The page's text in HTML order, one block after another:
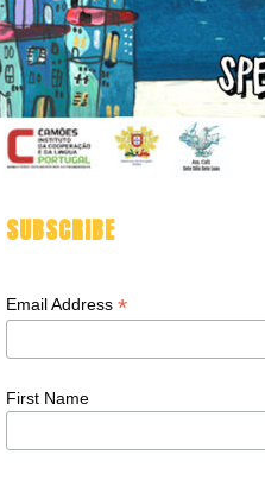
SUBSCRIBE
Email Address*
First Name